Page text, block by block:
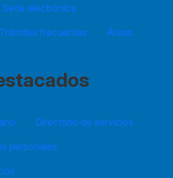
Sede electrónica
Trámites frecuentes Áreas
Directorio de servicios
personales